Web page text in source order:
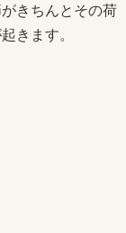
きちんとその荷
きます。